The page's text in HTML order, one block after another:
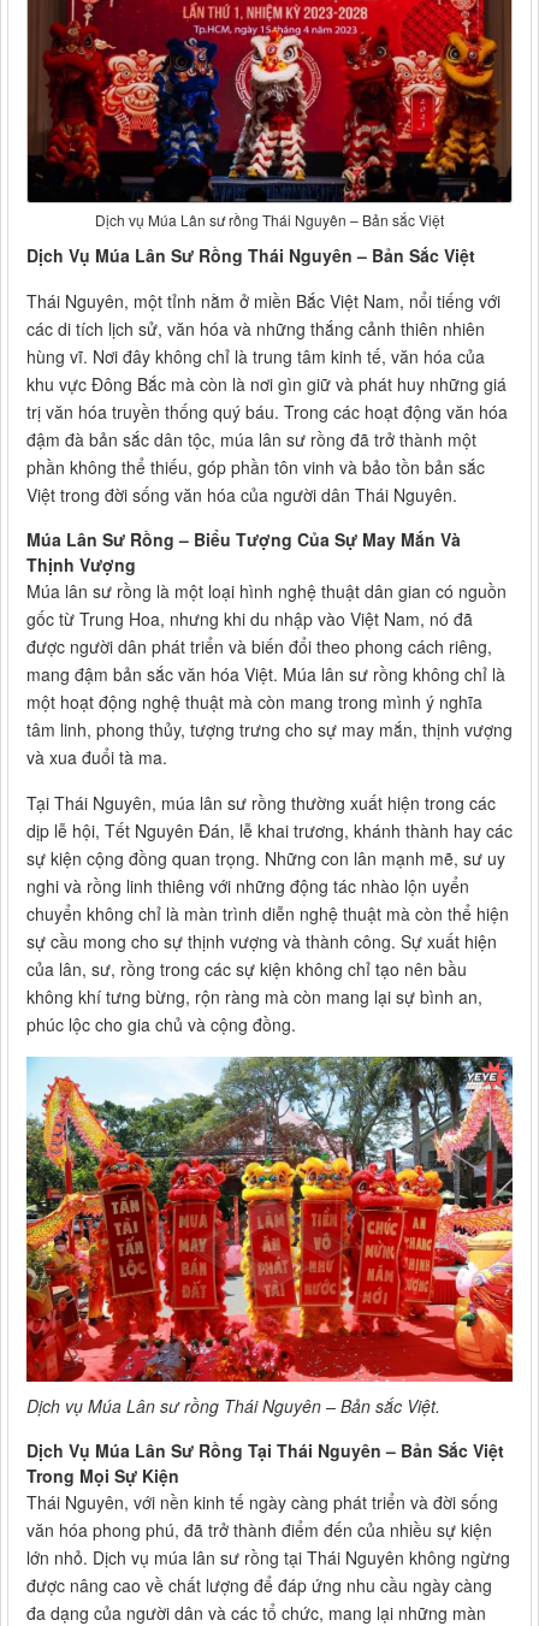
Dịch vụ Múa Lân sư rồng Thái Nguyên – Bản sắc Việt
Dịch Vụ Múa Lân Sư Rồng Thái Nguyên – Bản Sắc Việt
Thái Nguyên, một tỉnh nằm ở miền Bắc Việt Nam, nổi tiếng với
các di tích lịch sử, văn hóa và những thắng cảnh thiên nhiên
hùng vĩ. Nơi đây không chỉ là trung tâm kinh tế, văn hóa của
khu vực Đông Bắc mà còn là nơi gìn giữ và phát huy những giá
trị văn hóa truyền thống quý báu. Trong các hoạt động văn hóa
đậm đà bản sắc dân tộc, múa lân sư rồng đã trở thành một
phần không thể thiếu, góp phần tôn vinh và bảo tồn bản sắc
Việt trong đời sống văn hóa của người dân Thái Nguyên.
Múa Lân Sư Rồng – Biểu Tượng Của Sự May Mắn Và
Thịnh Vượng
Múa lân sư rồng là một loại hình nghệ thuật dân gian có nguồn
gốc từ Trung Hoa, nhưng khi du nhập vào Việt Nam, nó đã
được người dân phát triển và biến đổi theo phong cách riêng,
mang đậm bản sắc văn hóa Việt. Múa lân sư rồng không chỉ là
một hoạt động nghệ thuật mà còn mang trong mình ý nghĩa
tâm linh, phong thủy, tượng trưng cho sự may mắn, thịnh vượng
và xua đuổi tà ma.
Tại Thái Nguyên, múa lân sư rồng thường xuất hiện trong các
dịp lễ hội, Tết Nguyên Đán, lễ khai trương, khánh thành hay các
sự kiện cộng đồng quan trọng. Những con lân mạnh mẽ, sư uy
nghi và rồng linh thiêng với những động tác nhào lộn uyển
chuyển không chỉ là màn trình diễn nghệ thuật mà còn thể hiện
sự cầu mong cho sự thịnh vượng và thành công. Sự xuất hiện
của lân, sư, rồng trong các sự kiện không chỉ tạo nên bầu
không khí tưng bừng, rộn ràng mà còn mang lại sự bình an,
phúc lộc cho gia chủ và cộng đồng.
Dịch vụ Múa Lân sư rồng Thái Nguyên – Bản sắc Việt.
Dịch Vụ Múa Lân Sư Rồng Tại Thái Nguyên – Bản Sắc Việt
Trong Mọi Sự Kiện
Thái Nguyên, với nền kinh tế ngày càng phát triển và đời sống
văn hóa phong phú, đã trở thành điểm đến của nhiều sự kiện
lớn nhỏ. Dịch vụ múa lân sư rồng tại Thái Nguyên không ngừng
được nâng cao về chất lượng để đáp ứng nhu cầu ngày càng
đa dạng của người dân và các tổ chức, mang lại những màn